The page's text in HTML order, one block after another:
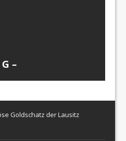
–
Goldschatz der Lausitz